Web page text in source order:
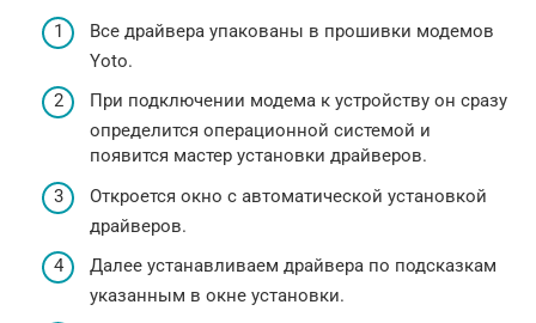
Все драйвера упакованы в прошивки модемов
Yoto.
При подключении модема к устройству он сразу
определится операционной системой и
появится мастер установки драйверов.
Откроется окно с автоматической установкой
драйверов.
Далее устанавливаем драйвера по подсказкам
указанным в окне установки.